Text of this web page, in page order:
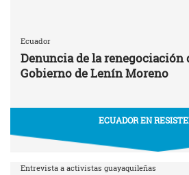
Ecuador
Denuncia de la renegociación
Gobierno de Lenín Moreno
ECUADOR EN
Entrevista a activistas guayaquileñas